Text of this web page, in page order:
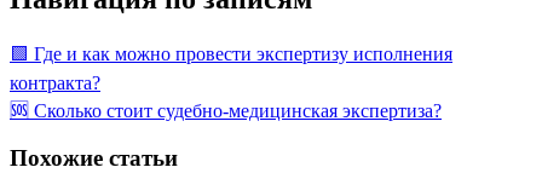
🟩 Где и как можно провести экспертизу исполнения
контракта?
🆘 Сколько стоит судебно-медицинская экспертиза?
Похожие статьи